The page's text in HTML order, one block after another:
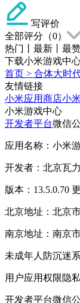
写评价
全部评分（0）
热门
最新
最
下载小米游戏中
首页 > 合体大时
友情链接
小米应用商店小
小米游戏中心
开发者平台微信
应用名称：小米
开发者：北京瓦
版本：13.5.0.70
北京地址：北京
南京地址：南京
未成年人防沉迷
用户应用权限隐
开发者平台微信